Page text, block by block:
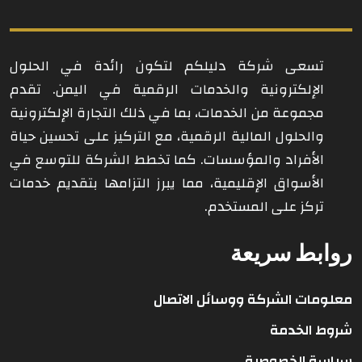
تسعى شركة دليلكم لتكون رائدة في الحلول
الإلكترونية والخدمات الرقمية في اليمن. تقدم
مجموعة من الخدمات، بما في ذلك التجارة الإلكترونية
والحلول المالية الرقمية، مع التركيز على تحسين حياة
الأفراد والمؤسسات. كما تخطط الشركة للتوسع في
الأسواق الإقليمية، مما يبرز التزامها بتقديم خدمات
تركز على المستخدم.
روابط سريعة
معلومات الشركة ووسائل الاتصال
شروط الخدمة